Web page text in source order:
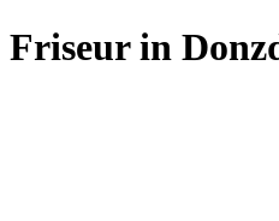
Friseur in